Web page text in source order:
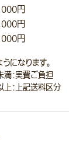
円
円
円
になります。
：実費ご負担
：上記送料区分